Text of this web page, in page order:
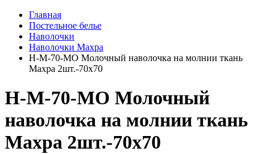
Главная
Постельное белье
Наволочки
Наволочки Махра
Н-М-70-МО Молочный наволочка на молнии ткань
Махра 2шт.-70х70
Н-М-70-МО Молочный
наволочка на молнии ткань
Махра 2шт.-70х70